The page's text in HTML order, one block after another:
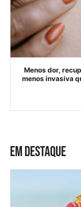
Menos dor,
menos invasiva
EM DESTAQUE